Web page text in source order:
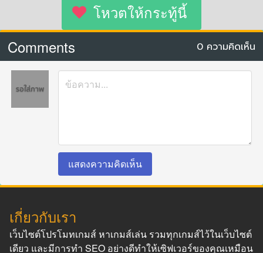
โหวตให้กระทู้นี้
Comments
0 ความคิดเห็น
แสดงความคิดเห็น
เกี่ยวกับเรา
เว็บไซต์โปรโมทเกมส์ หาเกมส์เล่น รวมทุกเกมส์ไว้ในเว็บไซต์
เดียว และมีการทำ SEO อย่างดีทำให้เซิฟเวอร์ของคุณเหมือน